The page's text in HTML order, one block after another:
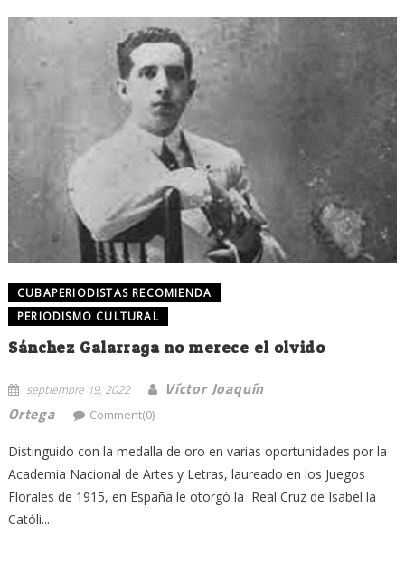
CUBAPERIODISTAS RECOMIENDA
PERIODISMO CULTURAL
Sánchez Galarraga no merece el olvido
septiembre 19, 2022
Víctor Joaquín
Ortega
Comment(0)
Distinguido con la medalla de oro en varias oportunidades por la
Academia Nacional de Artes y Letras, laureado en los Juegos
Florales de 1915, en España le otorgó la Real Cruz de Isabel la
Católi...